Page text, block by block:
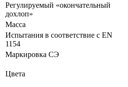
Регулируемый «окончательный
дохлоп»
Масса
Испытания в соответствие с EN
1154
Маркировка СЭ
Цвета